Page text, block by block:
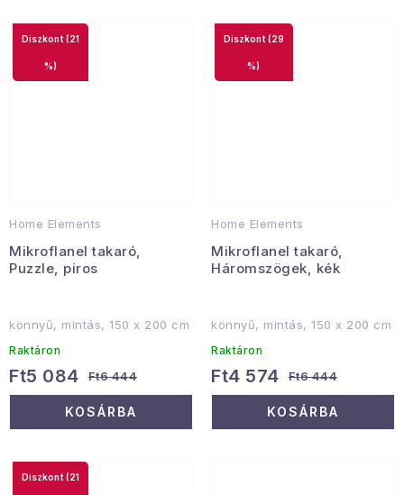
Home Elements
Mikroflanel takaró,
Puzzle, piros
(21
%)
könnyű, mintás, 150 x 200 cm
Raktáron
Ft5 084 Ft6 444
KOSÁRBA
Home Elements
Mikroflanel takaró,
Háromszögek, kék
(29
%)
könnyű, mintás, 150 x 200 cm
Raktáron
Ft4 574 Ft6 444
KOSÁRBA
(21